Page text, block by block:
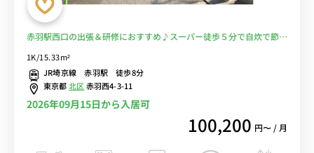
赤羽駅西口の出張＆研修におすすめ♪スーパー徒歩５分で自炊で節約
1K/15.33m²
JR埼京線 赤羽駅 徒歩8分
東京都北区赤羽西4-3-11
2026年09月15日から入居可
100,200 円〜 / 月